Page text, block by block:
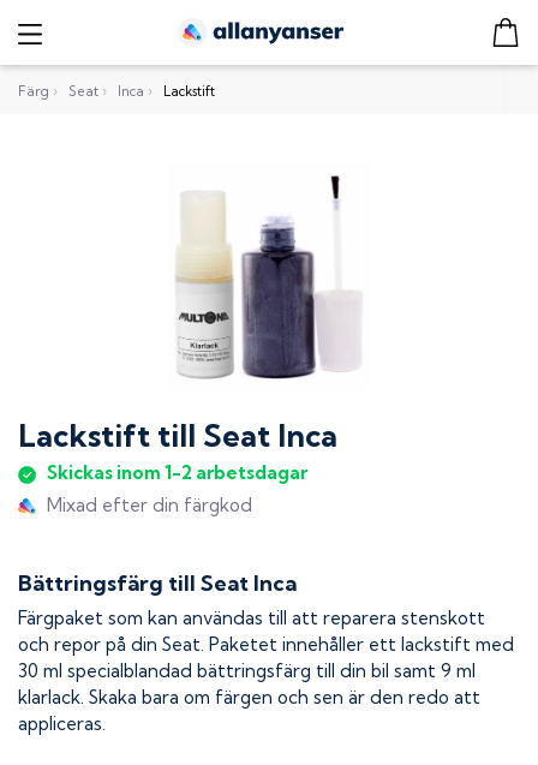
Färg › Seat › Inca › Lackstift
Lackstift till Seat Inca
Skickas inom 1-2 arbetsdagar
Mixad efter din färgkod
Bättringsfärg till Seat Inca
Färgpaket som kan användas till att reparera stenskott
och repor på din Seat. Paketet innehåller ett lackstift med
30 ml specialblandad bättringsfärg till din bil samt 9 ml
klarlack. Skaka bara om färgen och sen är den redo att
appliceras.